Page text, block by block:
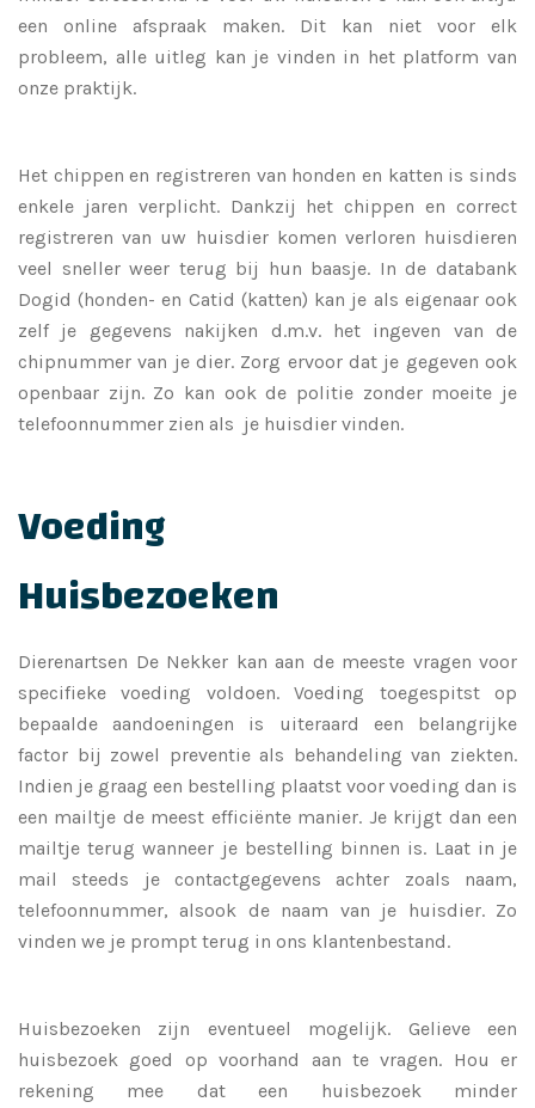
een online afspraak maken. Dit kan niet voor elk
probleem, alle uitleg kan je vinden in het platform van
onze praktijk.
Het chippen en registreren van honden en katten is sinds
enkele jaren verplicht. Dankzij het chippen en correct
registreren van uw huisdier komen verloren huisdieren
veel sneller weer terug bij hun baasje. In de databank
Dogid (honden- en Catid (katten) kan je als eigenaar ook
zelf je gegevens nakijken d.m.v. het ingeven van de
chipnummer van je dier. Zorg ervoor dat je gegeven ook
openbaar zijn. Zo kan ook de politie zonder moeite je
telefoonnummer zien als je huisdier vinden.
Voeding
Huisbezoeken
Dierenartsen De Nekker kan aan de meeste vragen voor
specifieke voeding voldoen. Voeding toegespitst op
bepaalde aandoeningen is uiteraard een belangrijke
factor bij zowel preventie als behandeling van ziekten.
Indien je graag een bestelling plaatst voor voeding dan is
een mailtje de meest efficiënte manier. Je krijgt dan een
mailtje terug wanneer je bestelling binnen is. Laat in je
mail steeds je contactgegevens achter zoals naam,
telefoonnummer, alsook de naam van je huisdier. Zo
vinden we je prompt terug in ons klantenbestand.
Huisbezoeken zijn eventueel mogelijk. Gelieve een
huisbezoek goed op voorhand aan te vragen. Hou er
rekening mee dat een huisbezoek minder